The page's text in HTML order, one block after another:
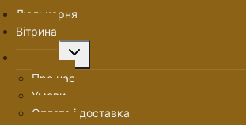
Люлькарня
Вітрина
Перемкнути
меню
нащадка
Про нас
Умови
Оплата і доставка